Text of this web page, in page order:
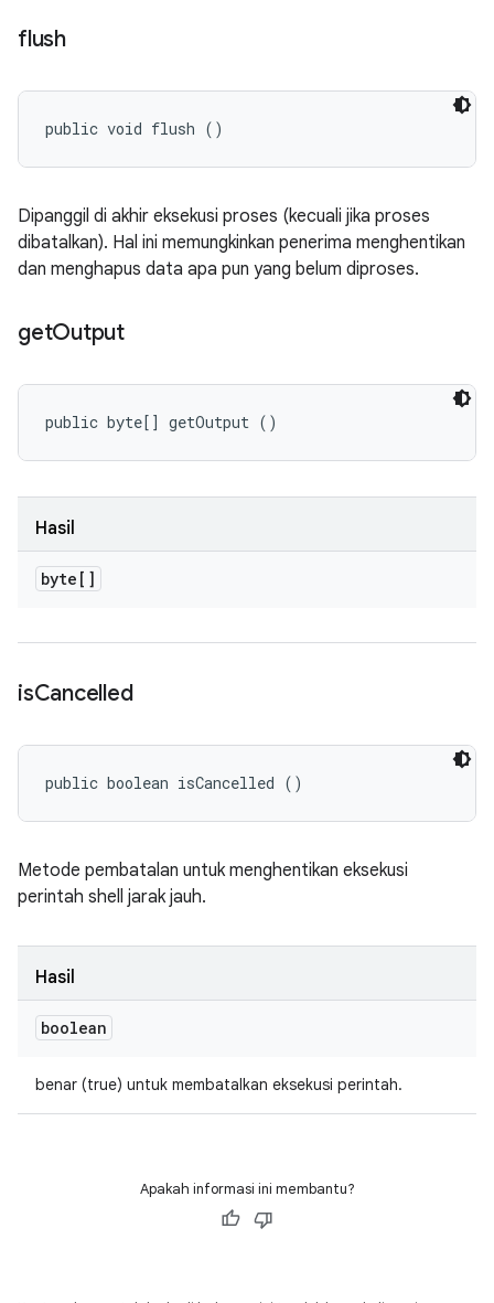
flush
public void flush ()
Dipanggil di akhir eksekusi proses (kecuali jika proses
dibatalkan). Hal ini memungkinkan penerima menghentikan
dan menghapus data apa pun yang belum diproses.
getOutput
public byte[] getOutput ()
Hasil
byte[]
isCancelled
public boolean isCancelled ()
Metode pembatalan untuk menghentikan eksekusi
perintah shell jarak jauh.
Hasil
boolean
benar (true) untuk membatalkan eksekusi perintah.
Apakah informasi ini membantu?